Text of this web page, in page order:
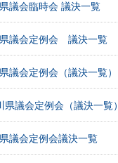
議会臨時会 議決一覧
議会定例会 議決一覧
議会定例会（議決一覧）
議会定例会（議決一覧）
議会定例会議決一覧